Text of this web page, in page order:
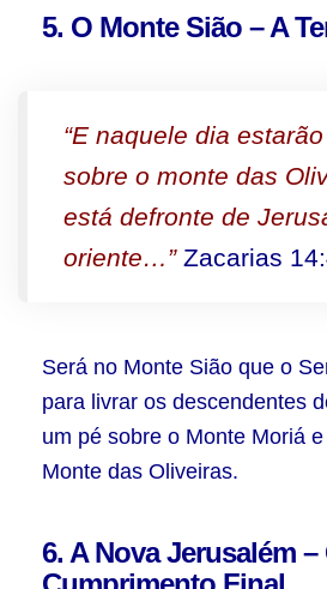
5. O Monte Sião – A
“E naquele dia
sobre o monte das
está defronte de
oriente…”Zacarias
Será no Monte Sião que o
para livrar os descendentes
um pé sobre o Monte Moriá
Monte das Oliveiras.
6. A Nova Jerusalém –